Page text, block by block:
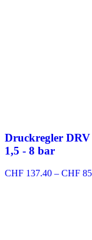
Druckregler
1,5 - 8 bar
CHF 137.40 – CHF